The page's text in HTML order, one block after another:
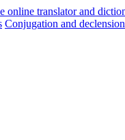
Conjugation and declension